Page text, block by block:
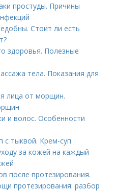
простуды. Причины
Стоит ли есть
здоровья. Полезные
тела. Показания для
лица от морщин.
и волос. Особенности
с тыквой. Крем-суп
за кожей на каждый
после протезирования.
протезирования: разбор